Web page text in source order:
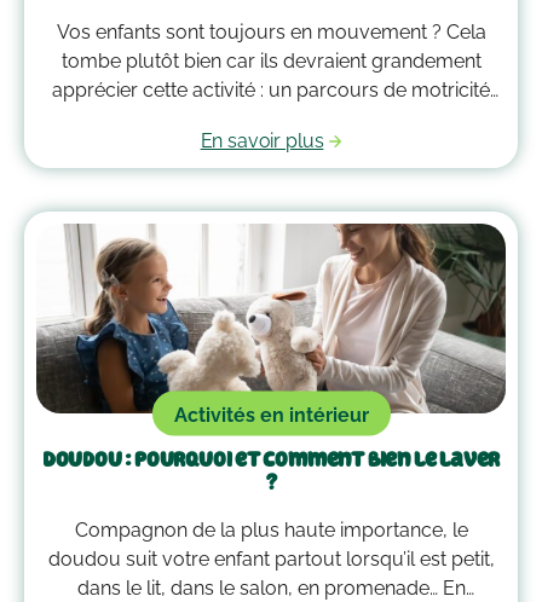
Vos enfants sont toujours en mouvement ? Cela
tombe plutôt bien car ils devraient grandement
apprécier cette activité : un parcours de motricité
qui vous guideront pour savoir comment faire un
parcours de motricité à la maison !
En savoir plus
Activités en intérieur
Doudou : pourquoi et comment bien le laver
?
Compagnon de la plus haute importance, le
doudou suit votre enfant partout lorsqu’il est petit,
dans le lit, dans le salon, en promenade… En